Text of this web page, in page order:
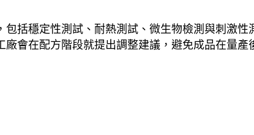
括穩定性測試、耐熱測試、微生物檢測與刺激
會在配方階段就提出調整建議，避免成品在量